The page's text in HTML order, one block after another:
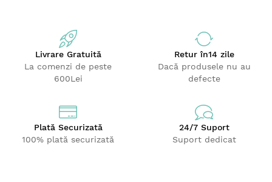
Livrare Gratuită
La comenzi de peste
600Lei
Returîn14 zile
Dacă produsele nu au
defecte
Plată Securizată
100% plată securizată
24/7 Suport
Suport dedicat